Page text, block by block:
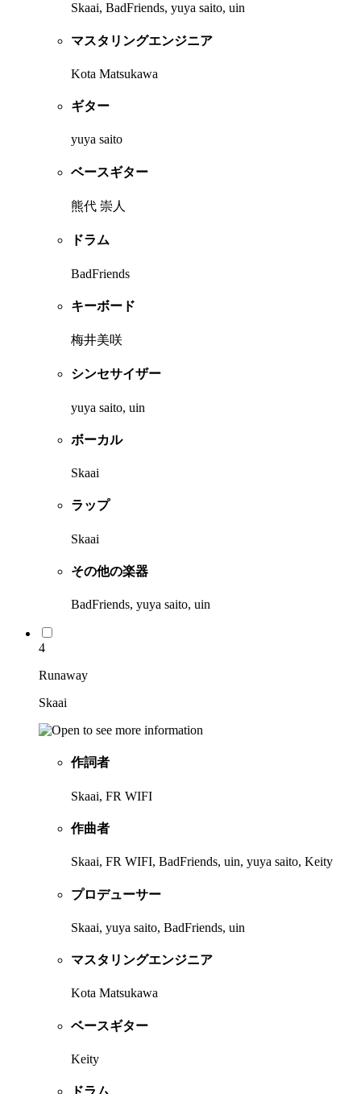
Skaai, BadFriends, yuya saito, uin
マスタリングエンジニア
Kota Matsukawa
ギター
yuya saito
ベースギター
熊代 崇人
ドラム
BadFriends
キーボード
梅井美咲
シンセサイザー
yuya saito, uin
ボーカル
Skaai
ラップ
Skaai
その他の楽器
BadFriends, yuya saito, uin
4
Runaway
Skaai
作詞者
Skaai, FR WIFI
作曲者
Skaai, FR WIFI, BadFriends, uin, yuya saito, Keity
プロデューサー
Skaai, yuya saito, BadFriends, uin
マスタリングエンジニア
Kota Matsukawa
ベースギター
Keity